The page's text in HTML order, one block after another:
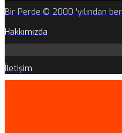
Bir Perde © 2000 'yılından
Hakkımızda
İletişim